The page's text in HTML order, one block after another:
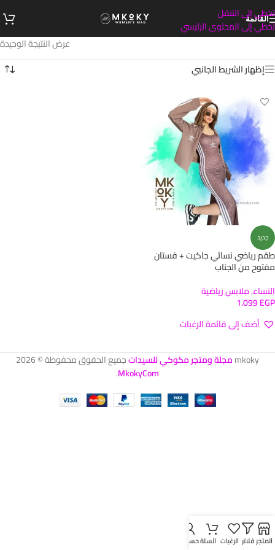
تخطي إلى التنقل
تخطي إلى المحتوى الرئيسي
القائمة
عرض النتيجة الوحيدة
إظهار الشريط الجانبي
جديد
طقم رياضي نسائي جاكيت + فستان
مفتوح من الجناب
النساء,ملابس رياضية
1.099EGP
أضف إلى قائمة الرغبات
mkokyمجلة ومتجر مكوكي للسيداتجميع الحقوق محفوظة © 2026
MkokyCom
.
المتجرفلاتر الرغبات السلةحسابي